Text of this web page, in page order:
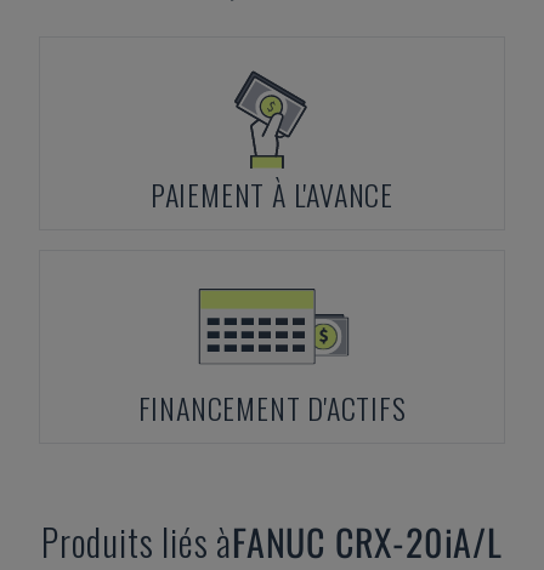
PAIEMENT À L'AVANCE
FINANCEMENT D'ACTIFS
Produits liés àFANUC CRX-20iA/L